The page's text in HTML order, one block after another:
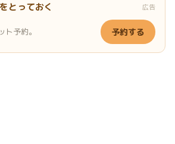
とっておく 広告
予約。 予約する